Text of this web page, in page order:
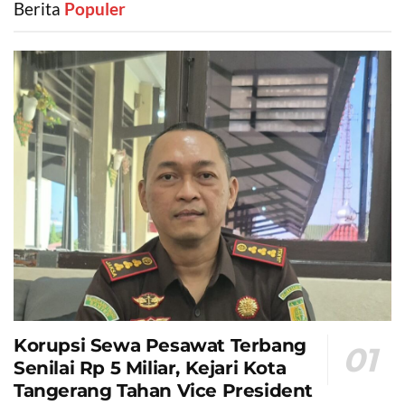
Berita ‎ Populer
Korupsi Sewa Pesawat Terbang
Senilai Rp 5 Miliar, Kejari Kota
Tangerang Tahan Vice President